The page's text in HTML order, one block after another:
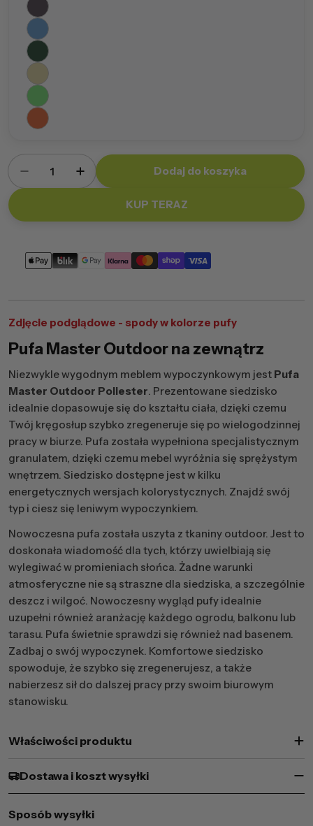
Ilość
Zmniejsz ilość dla Pufa Master Outdoor
Zwiększ ilość dla Pufa Master
Dodaj do koszyka
KUP TERAZ
Metody
Zdjęcie podglądowe - spody w kolorze pufy
Pufa Master Outdoor na zewnątrz
Niezwykle wygodnym meblem wypoczynkowym jest Pufa
Master Outdoor Poliester. Prezentowane siedzisko
idealnie dopasowuje się do kształtu ciała, dzięki czemu
Twój kręgosłup szybko zregeneruje się po wielogodzinnej
pracy w biurze. Pufa została wypełniona specjalistycznym
granulatem, dzięki czemu mebel wyróżnia się sprężystym
wnętrzem. Siedzisko dostępne jest w kilku
energetycznych wersjach kolorystycznych. Znajdź swój
typ i ciesz się leniwym wypoczynkiem.
Nowoczesna pufa została uszyta z tkaniny outdoor. Jest to
doskonała wiadomość dla tych, którzy uwielbiają się
wylegiwać w promieniach słońca. Żadne warunki
atmosferyczne nie są straszne dla siedziska, a szczególnie
deszcz i wilgoć. Nowoczesny wygląd pufy idealnie
uzupełni również aranżację każdego ogrodu, balkonu lub
tarasu. Pufa świetnie sprawdzi się również nad basenem.
Zadbaj o swój wypoczynek. Komfortowe siedzisko
spowoduje, że szybko się zregenerujesz, a także
nabierzesz sił do dalszej pracy przy swoim biurowym
stanowisku.
Właściwości produktu
Dostawa i koszt wysyłki
Sposób wysyłki